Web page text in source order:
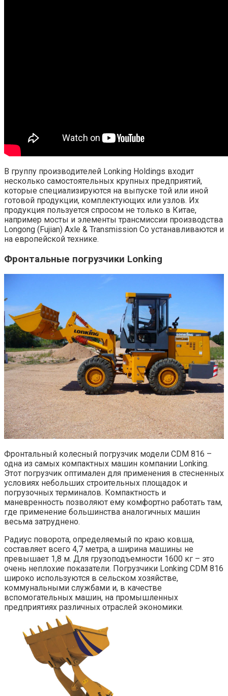
В группу производителей Lonking Holdings входит
несколько самостоятельных крупных предприятий,
которые специализируются на выпуске той или иной
готовой продукции, комплектующих или узлов. Их
продукция пользуется спросом не только в Китае,
например мосты и элементы трансмиссии производства
Longong (Fujian) Axle & Transmission Co устанавливаются и
на европейской технике.
Фронтальные погрузчики Lonking
Фронтальный колесный погрузчик модели CDM 816 –
одна из самых компактных машин компании Lonking.
Этот погрузчик оптимален для применения в стесненных
условиях небольших строительных площадок и
погрузочных терминалов. Компактность и
маневренность позволяют ему комфортно работать там,
где применение большинства аналогичных машин
весьма затруднено.
Радиус поворота, определяемый по краю ковша,
составляет всего 4,7 метра, а ширина машины не
превышает 1,8 м. Для грузоподъемности 1600 кг – это
очень неплохие показатели. Погрузчики Lonking CDM 816
широко используются в сельском хозяйстве,
коммунальными службами и, в качестве
вспомогательных машин, на промышленных
предприятиях различных отраслей экономики.